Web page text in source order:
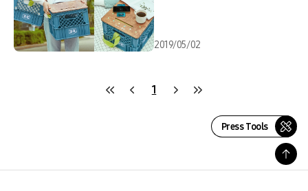
2019/05/02
1
Press Tools